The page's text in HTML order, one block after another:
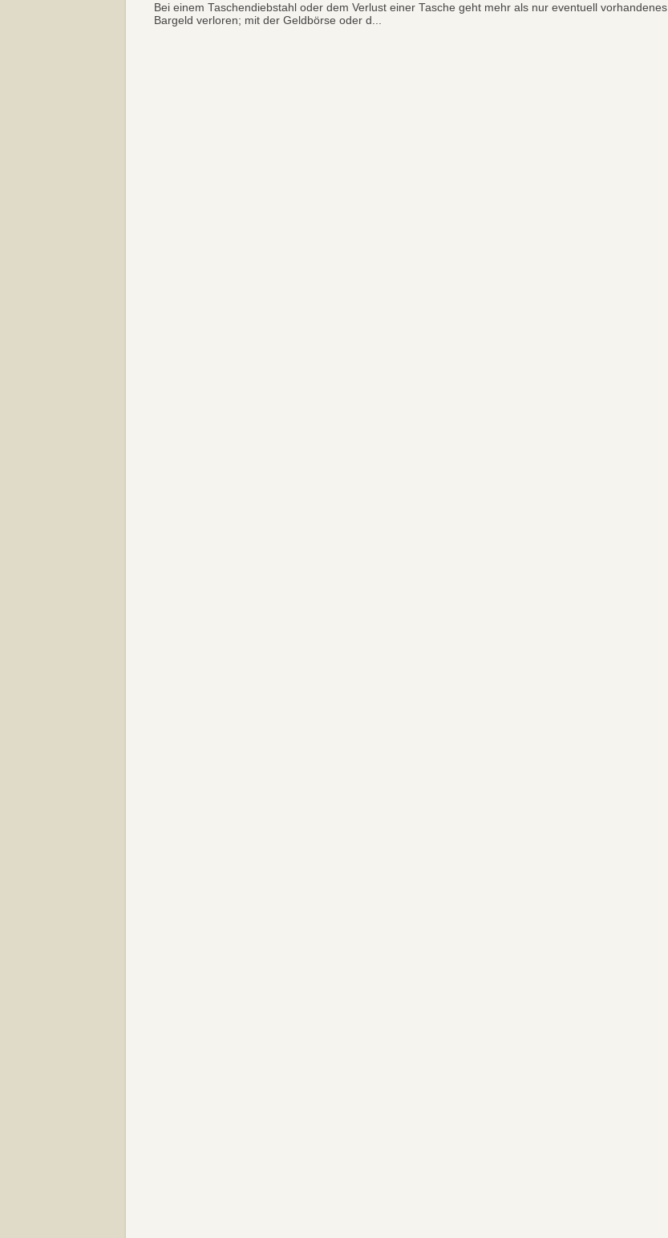
Bei einem Taschendiebstahl oder dem Verlust einer Tasche geht mehr als nur eventuell vorhandenes
Bargeld verloren; mit der Geldbörse oder d...